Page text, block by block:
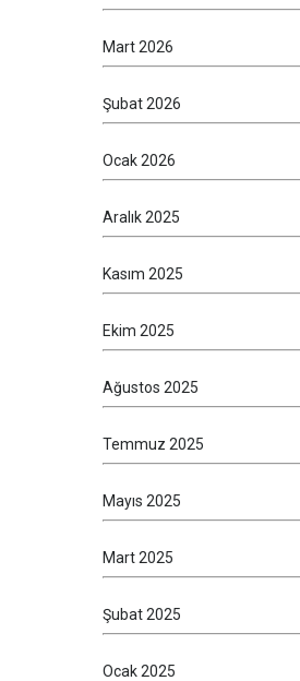
Mart 2026
Şubat 2026
Ocak 2026
Aralık 2025
Kasım 2025
Ekim 2025
Ağustos 2025
Temmuz 2025
Mayıs 2025
Mart 2025
Şubat 2025
Ocak 2025